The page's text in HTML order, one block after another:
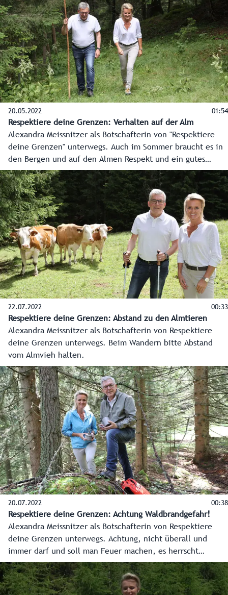
20.05.2022 01:54
Respektiere deine Grenzen: Verhalten auf der Alm
Alexandra Meissnitzer als Botschafterin von "Respektiere
deine Grenzen" unterwegs. Auch im Sommer braucht es in
den Bergen und auf den Almen Respekt und ein gutes
Miteinander.
22.07.2022 00:33
Respektiere deine Grenzen: Abstand zu den Almtieren
Alexandra Meissnitzer als Botschafterin von Respektiere
deine Grenzen unterwegs. Beim Wandern bitte Abstand
vom Almvieh halten.
20.07.2022 00:38
Respektiere deine Grenzen: Achtung Waldbrandgefahr!
Alexandra Meissnitzer als Botschafterin von Respektiere
deine Grenzen unterwegs. Achtung, nicht überall und
immer darf und soll man Feuer machen, es herrscht
Waldbrandgefahr.